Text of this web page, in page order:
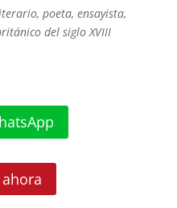
poeta, ensayista,
del siglo XVIII